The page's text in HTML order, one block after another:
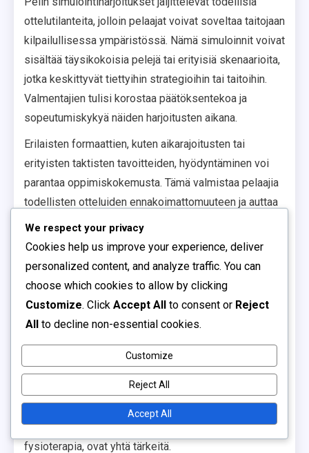
ottelutilanteita, jolloin pelaajat voivat soveltaa taitojaan
kilpailullisessa ympäristössä. Nämä simuloinnit voivat
sisältää täysikokoisia pelejä tai erityisiä skenaarioita,
jotka keskittyvät tiettyihin strategioihin tai taitoihin.
Valmentajien tulisi korostaa päätöksentekoa ja
sopeutumiskykyä näiden harjoitusten aikana.
Erilaisten formaattien, kuten aikarajoitusten tai
erityisten taktisten tavoitteiden, hyödyntäminen voi
parantaa oppimiskokemusta. Tämä valmistaa pelaajia
todellisten otteluiden ennakoimattomuuteen ja auttaa
heitä kehittämään kriittistä ajattelua kentällä.
Ravitsemus ja palautuminen
Ravitsemus ja palautuminen ovat peruskomponentteja
pelaajien kehityksessä. Tasapainoinen ruokavalio, joka
on rikas hiilihydraateista, proteiineista ja terveistä
rasvoista, tukee optimaalista suorituskykyä ja
palautumista. Valmentajien tulisi kouluttaa pelaajia
nesteytyksen ja oikean ruokailuajan tärkeydestä
harjoitusten ja otteluiden ympärillä.
Palautumisstrategiat, kuten lepo, venyttely ja
fysioterapia, ovat yhtä tärkeitä.
We respect your privacy
Cookies help us improve your experience, deliver
personalized content, and analyze traffic. You can
choose which cookies to allow by clicking
Customize. Click Accept All to consent or Reject
All to decline non-essential cookies.
Customize
Reject All
Accept All